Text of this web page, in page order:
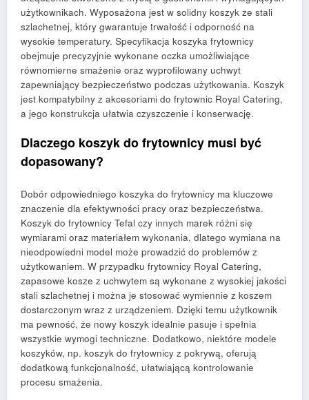
użytkownikach. Wyposażona jest w solidny koszyk ze stali
szlachetnej, który gwarantuje trwałość i odporność na
wysokie temperatury. Specyfikacja koszyka frytownicy
obejmuje precyzyjnie wykonane oczka umożliwiające
równomierne smażenie oraz wyprofilowany uchwyt
zapewniający bezpieczeństwo podczas użytkowania. Koszyk
jest kompatybilny z akcesoriami do frytownic Royal Catering,
a jego konstrukcja ułatwia czyszczenie i konserwację.
Dlaczego koszyk do frytownicy musi być
dopasowany?
Dobór odpowiedniego koszyka do frytownicy ma kluczowe
znaczenie dla efektywności pracy oraz bezpieczeństwa.
Koszyk do frytownicy Tefal czy innych marek różni się
wymiarami oraz materiałem wykonania, dlatego wymiana na
nieodpowiedni model może prowadzić do problemów z
użytkowaniem. W przypadku frytownicy Royal Catering,
zapasowe kosze z uchwytem są wykonane z wysokiej jakości
stali szlachetnej i można je stosować wymiennie z koszem
dostarczonym wraz z urządzeniem. Dzięki temu użytkownik
ma pewność, że nowy koszyk idealnie pasuje i spełnia
wszystkie wymogi techniczne. Dodatkowo, niektóre modele
koszyków, np. koszyk do frytownicy z pokrywą, oferują
dodatkową funkcjonalność, ułatwiającą kontrolowanie
procesu smażenia.